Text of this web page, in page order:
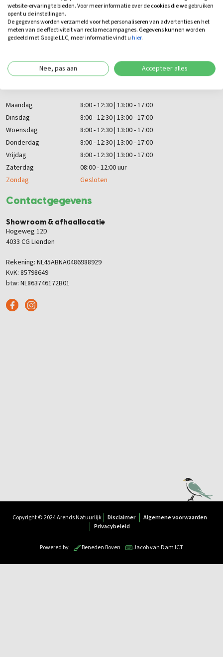
Contactgegevens
Showroom & afhaallocatie
Hogeweg 12D
4033 CG Lienden
Rekening: NL45ABNA0486988929
KvK: 85798649
btw: NL863746172B01
Maandag
8:00 - 12:30 | 13:00 - 17:00
Dinsdag
8:00 - 12:30 | 13:00 - 17:00
Woensdag
8:00 - 12:30 | 13:00 - 17:00
Donderdag
8:00 - 12:30 | 13:00 - 17:00
Vrijdag
8:00 - 12:30 | 13:00 - 17:00
Zaterdag
08:00 - 12:00 uur
Zondag
Gesloten
Bezorgen en Afhalen
Disclaimer
Garantie en klachten
Retour- en teruggavebeleid
Copyright © 2024 Arends Natuurlijk Disclaimer
Algemene voorwaarden
Privacybeleid
Powered by Beneden Boven Jacob van Dam ICT
website-ervaring te bieden. Voor meer informatie over de cookies die we gebruiken
opent u de instellingen.
De gegevens worden verzameld voor het personaliseren van advertenties en het
meten van de effectiviteit van reclamecampagnes. Gegevens kunnen worden
gedeeld met Google LLC, meer informatie vindt uhier.
Nee, pas aan Accepteer alles